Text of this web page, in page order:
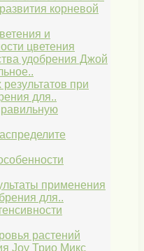
корневой
и
цветения
удобрения Джой
при
для..
применения
для..
растений
Joy Трио Микс